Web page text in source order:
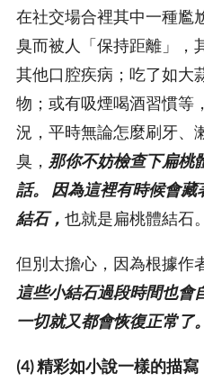
在社交場合裡其中一種尷
臭而被人「保持距離」，
其他口腔疾病；吃了如大
物；或有吸煙喝酒習慣等
況，平時無論怎麼刷牙、
臭， 那你不妨檢查下扁桃
話。 因為這裡有時候會
結石， 也就是扁桃體結石。
但別太擔心，因為根據作
這些小結石過段時間也會
一切就又都會恢復正常了。
(4) 精彩如小說一樣的描寫